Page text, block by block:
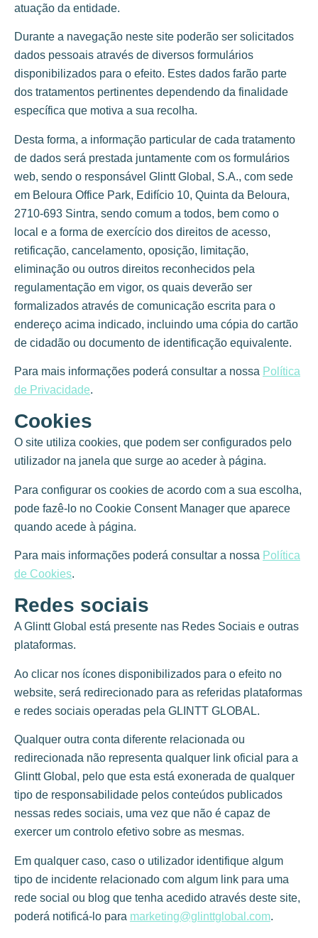
atuação da entidade.
Durante a navegação neste site poderão ser solicitados
dados pessoais através de diversos formulários
disponibilizados para o efeito. Estes dados farão parte
dos tratamentos pertinentes dependendo da finalidade
específica que motiva a sua recolha.
Desta forma, a informação particular de cada tratamento
de dados será prestada juntamente com os formulários
web, sendo o responsável Glintt Global, S.A., com sede
em Beloura Office Park, Edifício 10, Quinta da Beloura,
2710-693 Sintra, sendo comum a todos, bem como o
local e a forma de exercício dos direitos de acesso,
retificação, cancelamento, oposição, limitação,
eliminação ou outros direitos reconhecidos pela
regulamentação em vigor, os quais deverão ser
formalizados através de comunicação escrita para o
endereço acima indicado, incluindo uma cópia do cartão
de cidadão ou documento de identificação equivalente.
Para mais informações poderá consultar a nossa Política
de Privacidade.
Cookies
O site utiliza cookies, que podem ser configurados pelo
utilizador na janela que surge ao aceder à página.
Para configurar os cookies de acordo com a sua escolha,
pode fazê-lo no Cookie Consent Manager que aparece
quando acede à página.
Para mais informações poderá consultar a nossa Política
de Cookies.
Redes sociais
A Glintt Global está presente nas Redes Sociais e outras
plataformas.
Ao clicar nos ícones disponibilizados para o efeito no
website, será redirecionado para as referidas plataformas
e redes sociais operadas pela GLINTT GLOBAL.
Qualquer outra conta diferente relacionada ou
redirecionada não representa qualquer link oficial para a
Glintt Global, pelo que esta está exonerada de qualquer
tipo de responsabilidade pelos conteúdos publicados
nessas redes sociais, uma vez que não é capaz de
exercer um controlo efetivo sobre as mesmas.
Em qualquer caso, caso o utilizador identifique algum
tipo de incidente relacionado com algum link para uma
rede social ou blog que tenha acedido através deste site,
poderá notificá-lo para marketing@glinttglobal.com.